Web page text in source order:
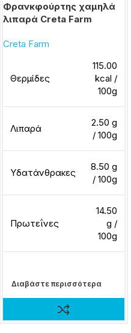
Φρανκφούρτης χαμηλά
λιπαρά Creta Farm
Creta Farm
Θερμίδες
115.00
kcal /
100g
Λιπαρά
2.50 g
/ 100g
Υδατάνθρακες
8.50 g
/ 100g
Πρωτεΐνες
14.50
g /
100g
Διαβάστε περισσότερα